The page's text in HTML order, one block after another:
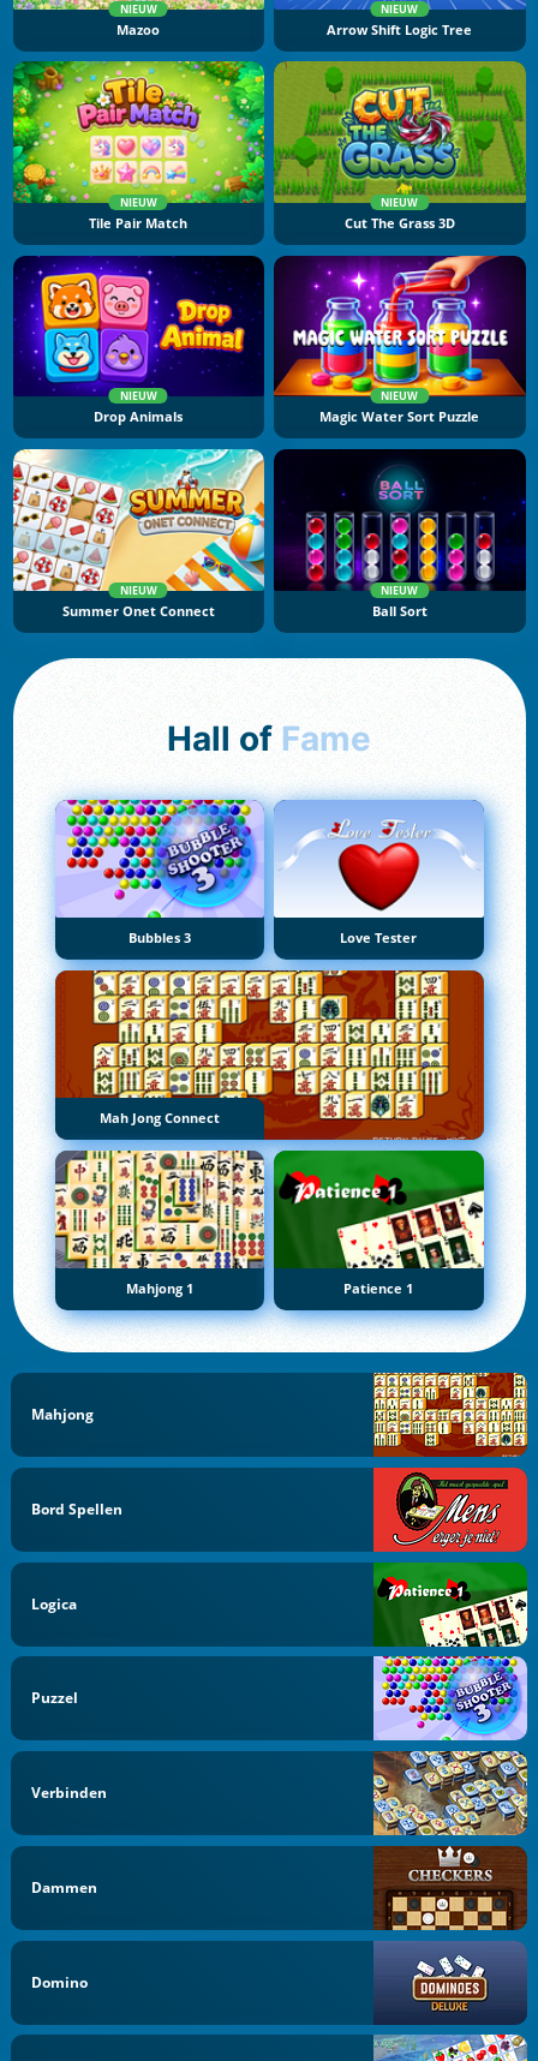
NIEUW
Mazoo
NIEUW
Arrow Shift Logic Tree
NIEUW
Tile Pair Match
NIEUW
Cut The Grass 3D
NIEUW
Drop Animals
NIEUW
Magic Water Sort Puzzle
NIEUW
Summer Onet Connect
NIEUW
Ball Sort
Hall of Fame
Bubbles 3 Love Tester
Mah Jong Connect
Mahjong 1 Patience 1
Mahjong
Bord Spellen
Logica
Puzzel
Verbinden
Dammen
Domino